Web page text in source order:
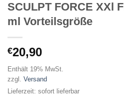
SCULPT FORCE XXl
ml Vorteilsgröße
€20,90
Enthält 19% MwSt.
zzgl. Versand
Lieferzeit: sofort lieferbar